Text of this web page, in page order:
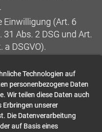
Technologien auf
personenbezogene Daten
Wir teilen diese Daten auch
Erbringen unserer
Die Datenverarbeitung
auf Basis eines
Einwilligung (Art. 6
31 Abs. 2 DSG und Art.
a DSGVO).
Dabei wird
an Google
kann über das
oder durch die